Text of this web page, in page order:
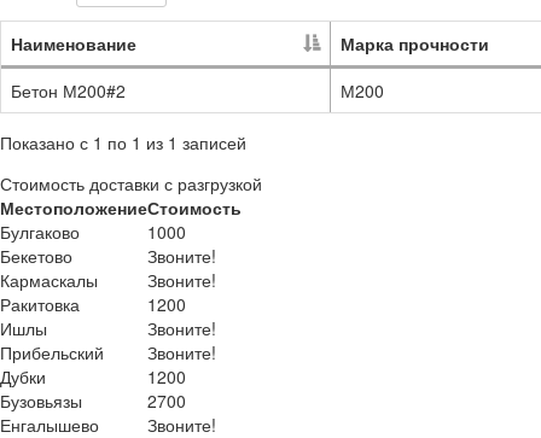
Наименование
Марка прочности
Бетон М200#2
М200
Показано с 1 по 1 из 1 записей
Стоимость доставки с разгрузкой
МестоположениеСтоимость
Булгаково
1000
Бекетово
Звоните!
Кармаскалы
Звоните!
Ракитовка
1200
Ишлы
Звоните!
Прибельский
Звоните!
Дубки
1200
Бузовьязы
2700
Енгалышево
Звоните!